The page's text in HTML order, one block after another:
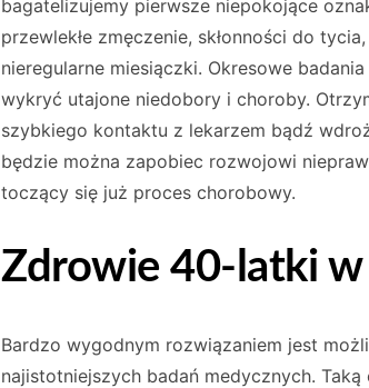
bagatelizujemy pierwsze niepokojące
przewlekłe zmęczenie, skłonności do
nieregularne miesiączki. Okresowe
wykryć utajone niedobory i choroby.
szybkiego kontaktu z lekarzem bądź
będzie można zapobiec rozwojowi
toczący się już proces chorobowy.
Zdrowie 40-latki w
Bardzo wygodnym rozwiązaniem jest
najistotniejszych badań medycznych.